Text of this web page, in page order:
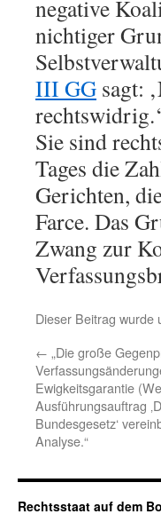
negative
nichtiger
III GG sagt:
Sie sind
Tages die
Gerichten,
Farce. Das
Zwang zur
Dieser Beitrag wurde
← „Die große
Ewigkeitsgarantie
Ausführungsauftrag
Bundesgesetz‘
Analyse.“
Rechtsstaat auf dem